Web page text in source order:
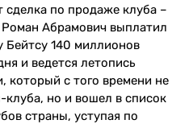
сделка по продаже клуба –
Абрамович выплатил
Бейтсу 140 миллионов
и ведется летопись
который с того времени не
клуба, но и вошел в список
страны, уступая по